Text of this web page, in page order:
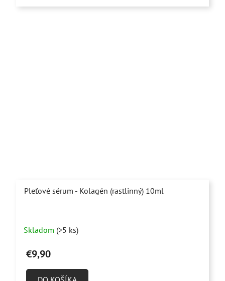
Pleťové sérum - Kolagén (rastlinný) 10ml
hodnotenie
produktu
Skladom (>5 ks)
€9,90